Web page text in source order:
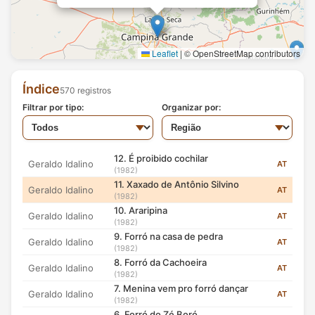
Índice: 265
Leaflet |© OpenStreetMap contributors
Índice570 registros
Filtrar por tipo:
Organizar por:
Geraldo Idalino
(2005)
VT
Geraldo Idalino Show: Parte 7
(2005)
V
Geraldo Idalino Show: Parte 6 V
Geraldo Idalino
Geraldo Idalino Show: Parte 4
(2005)
Geraldo Idalino Show: Parte 3 V
Geraldo Idalino 12. É proibido cochilar
(1982)
AT
Geraldo Idalino 11. Xaxado de Antônio Silvino
(1982)
AT
Geraldo Idalino 10. Araripina
(1982)
AT
Geraldo Idalino 9. Forró na casa de pedra
(1982)
AT
Geraldo Idalino 8. Forró da Cachoeira
(1982)
AT
Geraldo Idalino 7. Menina vem pro forró dançar
(1982)
AT